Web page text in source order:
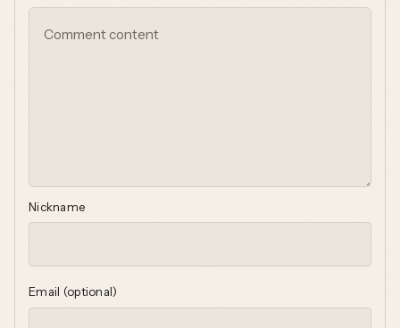
Nickname
Email (optional)